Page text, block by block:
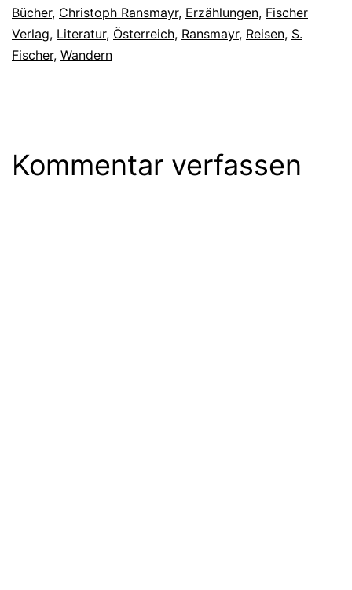
Bücher, Christoph Ransmayr, Erzählungen, Fischer
Verlag, Literatur, Österreich, Ransmayr, Reisen, S.
Fischer, Wandern
Kommentar verfassen